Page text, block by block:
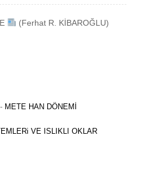
(Ferhat R. KİBAROĞLU)
- METE HAN DÖNEMİ
VE ISLIKLI OKLAR